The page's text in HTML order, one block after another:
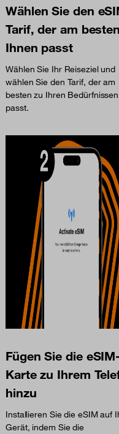
Wählen Sie den
Tarif, der am
Ihnen passt
Wählen Sie Ihr Reiseziel und
wählen Sie den Tarif, der am
besten zu Ihren Bedürfnissen
passt.
Fügen Sie die eSIM-
Karte zu Ihrem
hinzu
Installieren Sie die eSIM auf
Gerät, indem Sie die